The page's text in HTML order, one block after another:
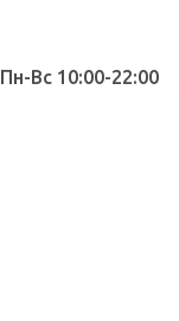
Пн-Вс 10:00-22:00